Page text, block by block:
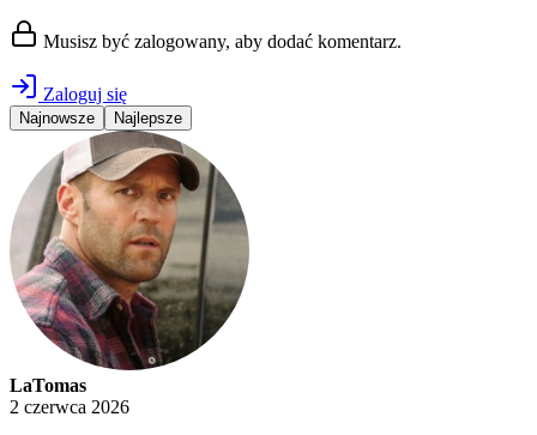
Musisz być zalogowany, aby dodać komentarz.
Zaloguj się
Najnowsze Najlepsze
LaTomas
2 czerwca 2026